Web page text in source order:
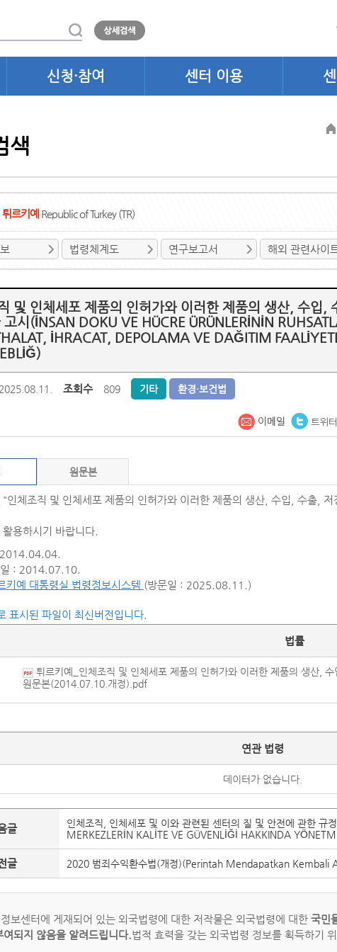
신청·참여 센터 이용
색
튀르키예 Republic of Turkey (TR)
법령체계도 연구보고서 해외 관련사이
및 인체세포 제품의 인허가와 이러한 제품의 생산, 수입,
고시(İNSAN DOKU VE HÜCRE ÜRÜNLERİNİN
İHRACAT, DEPOLAMA VE DAĞITIM
2025.08.11. 조회수 809 기타 환경·보건법
원문본
"인체조직 및 인체세포 제품의 인허가와 이러한 제품의 생산, 수입, 수출,
용하시기 바랍니다.
: 2014.07.10.
키예 대통령실 법령정보시스템 (방문일 : 2025.08.11.)
표시된 파일이 최신버전입니다.
법률
튀르키예_인체조직 및 인체세포 제품의 인허가와 이러한 제품의 생산,
원문본(2014.07.10.개정).pdf
연관 법령
데이터가 없습니다.
글
인체조직, 인체세포 및 이와 관련된 센터의 질 및 안전에 관한
MERKEZLERİN KALİTE VE GÜVENLİĞİ HAKKINDA
글 2020 범죄수익환수법(개정)(Perintah Mendapatkan Kembali
보센터에 게재되어 있는 외국법령에 대한 저작물은 외국법령에 대한 국민
여되지 않음을 알려드립니다.법적 효력을 갖는 외국법령 정보를 획득하기